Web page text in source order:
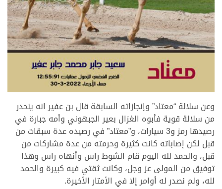
وعن سلالة “معتاد” وإنجازاته السابقة قال بن عفير انه ينحدر
من سلالة قوية فأبوه الغزال بعير الجبهوني وأمه جبارة في
رصيدها رمز و3 سيارات، و”معتاد” في رصيده عدة سبقات من
قبل لكن إصاباته كانت كثيرة وحرمته من عدة مشاركات من
قبل، والحمد لله اليوم قام الشوط راس وأنهاه راس وهذا
توفيق من المولى عز وجل، وكانت ثقتي فيه كبيرة والحمد
لله، ولم نصدر له أوامر إلا في الأمتار الأخيرة.